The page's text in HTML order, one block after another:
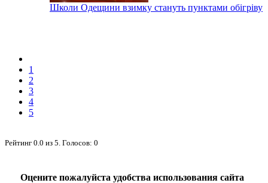
Школи Одещини взимку стануть пунктами обігріву
1
2
3
4
5
Рейтинг 0.0 из 5 . Голосов: 0
Оцените пожалуйста удобства использования сайта